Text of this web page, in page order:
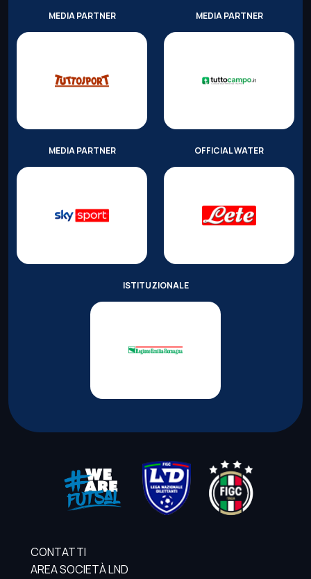
MEDIA PARTNER MEDIA PARTNER
MEDIA PARTNER OFFICIAL WATER
ISTITUZIONALE
CONTATTI
AREA SOCIETÀ LND